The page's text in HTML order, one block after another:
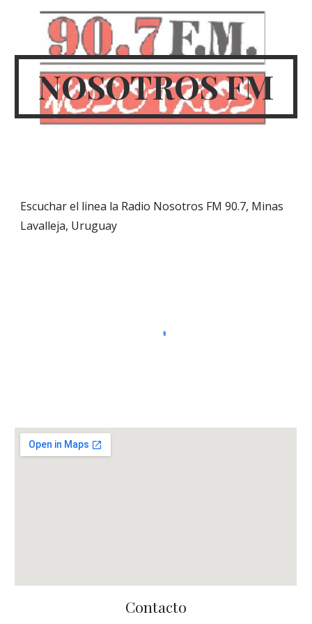
Skip to main content Skip to navigation
NOSOTROS FM
Escuchar el linea la Radio Nosotros FM 90.7, Minas
Lavalleja, Uruguay
Contacto